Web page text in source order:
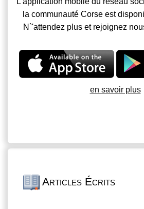
la communauté Corse est
N`'attendez plus et rejoignez
en savoir plus
Articles Écrits